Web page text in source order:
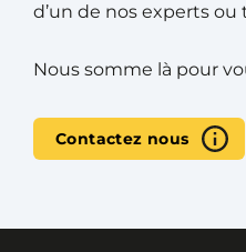
d’un de nos experts ou
Nous somme là pour
Contactez nous